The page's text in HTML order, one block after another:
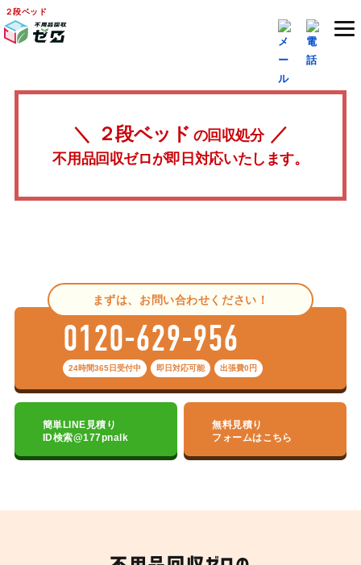
２段ベッド
２段ベッド の回収処分
不用品回収ゼロが即日対応いたします。
まずは、お問い合わせください！
0120-629-956
24時間365日受付中 即日対応可能 出張費0円
簡単LINE見積り
ID検索@177pnalk
無料見積り
フォームはこちら